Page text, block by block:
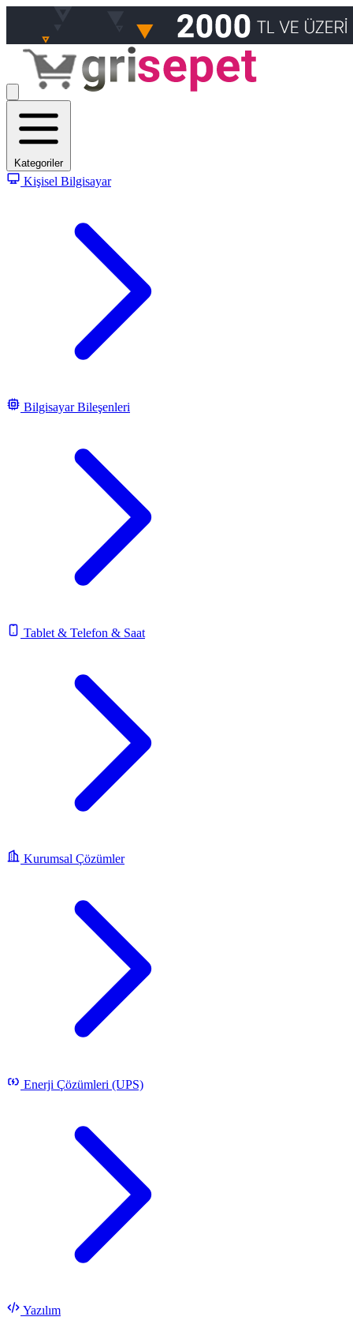
Kategoriler
Kişisel Bilgisayar
Bilgisayar Bileşenleri
Tablet & Telefon & Saat
Kurumsal Çözümler
Enerji Çözümleri (UPS)
Yazılım